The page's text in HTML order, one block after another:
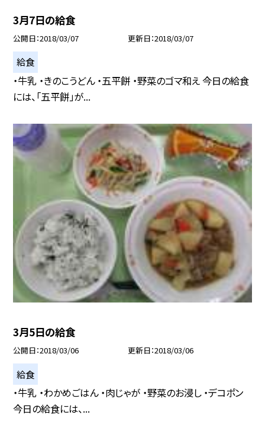
3月7日の給食
公開日 2018/03/07 更新日 2018/03/07
給食
・牛乳 ・きのこうどん ・五平餅 ・野菜のゴマ和え 今日の給食
には、「五平餅」が...
3月5日の給食
公開日 2018/03/06 更新日 2018/03/06
給食
・牛乳 ・わかめごはん ・肉じゃが ・野菜のお浸し ・デコポン
今日の給食には、...